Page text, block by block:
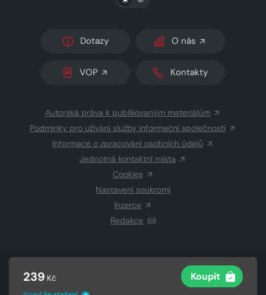
239 Kč Koupit
Dotazy O nás
VOP Kontakty
Autorská práva k publikovaným materiálům
Podmínky pro užívání služby informační společnosti
Informace o zpracování osobních údajů
Jednotná kontaktní místa
Cookies
Nastavení soukromí
Inzerce
Redakce
CZECH NEWS CENTER a.s.a dodavatelé
Vysázeno